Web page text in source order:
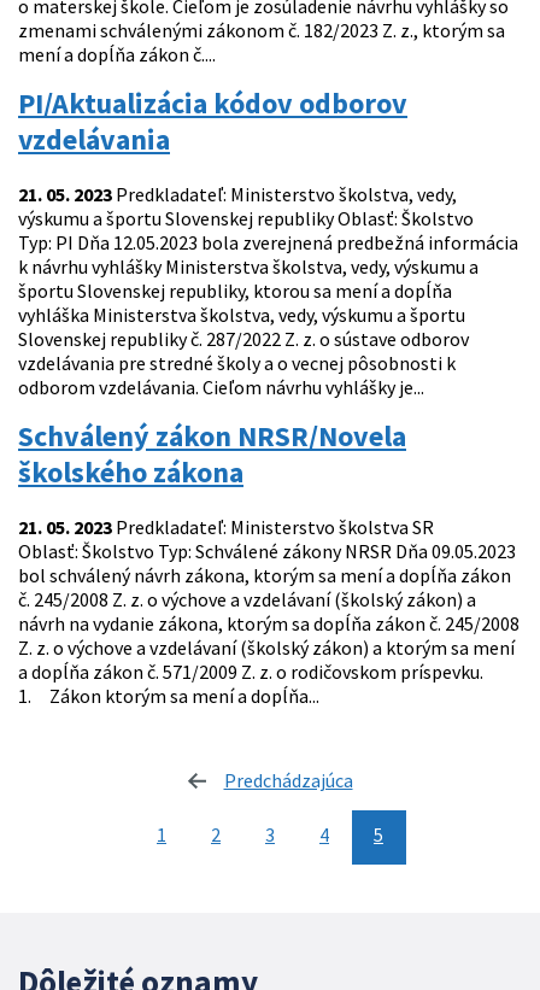
o materskej škole. Cieľom je zosúladenie návrhu vyhlášky so
zmenami schválenými zákonom č. 182/2023 Z. z., ktorým sa
mení a dopĺňa zákon č....
PI/Aktualizácia kódov odborov
vzdelávania
21. 05. 2023 Predkladateľ: Ministerstvo školstva, vedy,
výskumu a športu Slovenskej republiky Oblasť: Školstvo
Typ: PI Dňa 12.05.2023 bola zverejnená predbežná informácia
k návrhu vyhlášky Ministerstva školstva, vedy, výskumu a
športu Slovenskej republiky, ktorou sa mení a dopĺňa
vyhláška Ministerstva školstva, vedy, výskumu a športu
Slovenskej republiky č. 287/2022 Z. z. o sústave odborov
vzdelávania pre stredné školy a o vecnej pôsobnosti k
odborom vzdelávania. Cieľom návrhu vyhlášky je...
Schválený zákon NRSR/Novela
školského zákona
21. 05. 2023 Predkladateľ: Ministerstvo školstva SR
Oblasť: Školstvo Typ: Schválené zákony NRSR Dňa 09.05.2023
bol schválený návrh zákona, ktorým sa mení a dopĺňa zákon
č. 245/2008 Z. z. o výchove a vzdelávaní (školský zákon) a
návrh na vydanie zákona, ktorým sa dopĺňa zákon č. 245/2008
Z. z. o výchove a vzdelávaní (školský zákon) a ktorým sa mení
a dopĺňa zákon č. 571/2009 Z. z. o rodičovskom príspevku.
1. Zákon ktorým sa mení a dopĺňa...
Predchádzajúca
1 2 3 4 5